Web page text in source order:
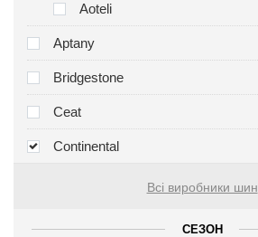
Aoteli
Aptany
Bridgestone
Ceat
Continental
Всі виробники шин
СЕЗОН